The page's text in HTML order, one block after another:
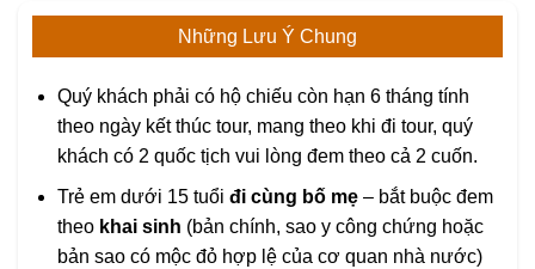
Những Lưu Ý Chung
Quý khách phải có hộ chiếu còn hạn 6 tháng tính
theo ngày kết thúc tour, mang theo khi đi tour, quý
khách có 2 quốc tịch vui lòng đem theo cả 2 cuốn.
Trẻ em dưới 15 tuổi đi cùng bố mẹ– bắt buộc đem
theo khai sinh (bản chính, sao y công chứng hoặc
bản sao có mộc đỏ hợp lệ của cơ quan nhà nước)